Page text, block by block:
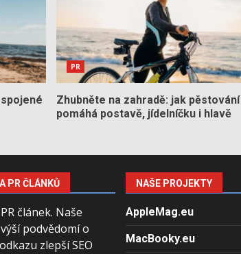
PR
Zhubněte na zahradě: jak pěstování
pomáhá postavě, jídelníčku i hlavě
PR ČLÁNKŮ
článek. Naše
podvědomí o
zlepší SEO
NAŠE PROJEKTY
AppleMag.eu
MacBooky.eu